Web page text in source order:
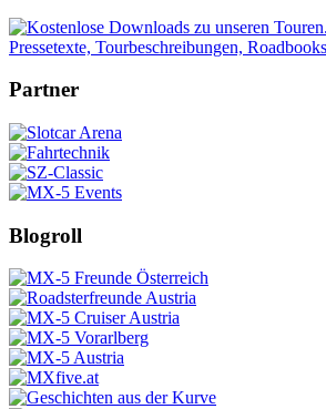
Partner
Blogroll